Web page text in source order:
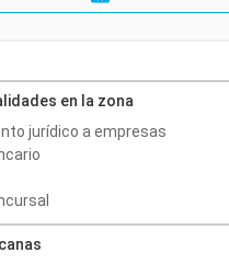
en la zona
jurídico a empresas